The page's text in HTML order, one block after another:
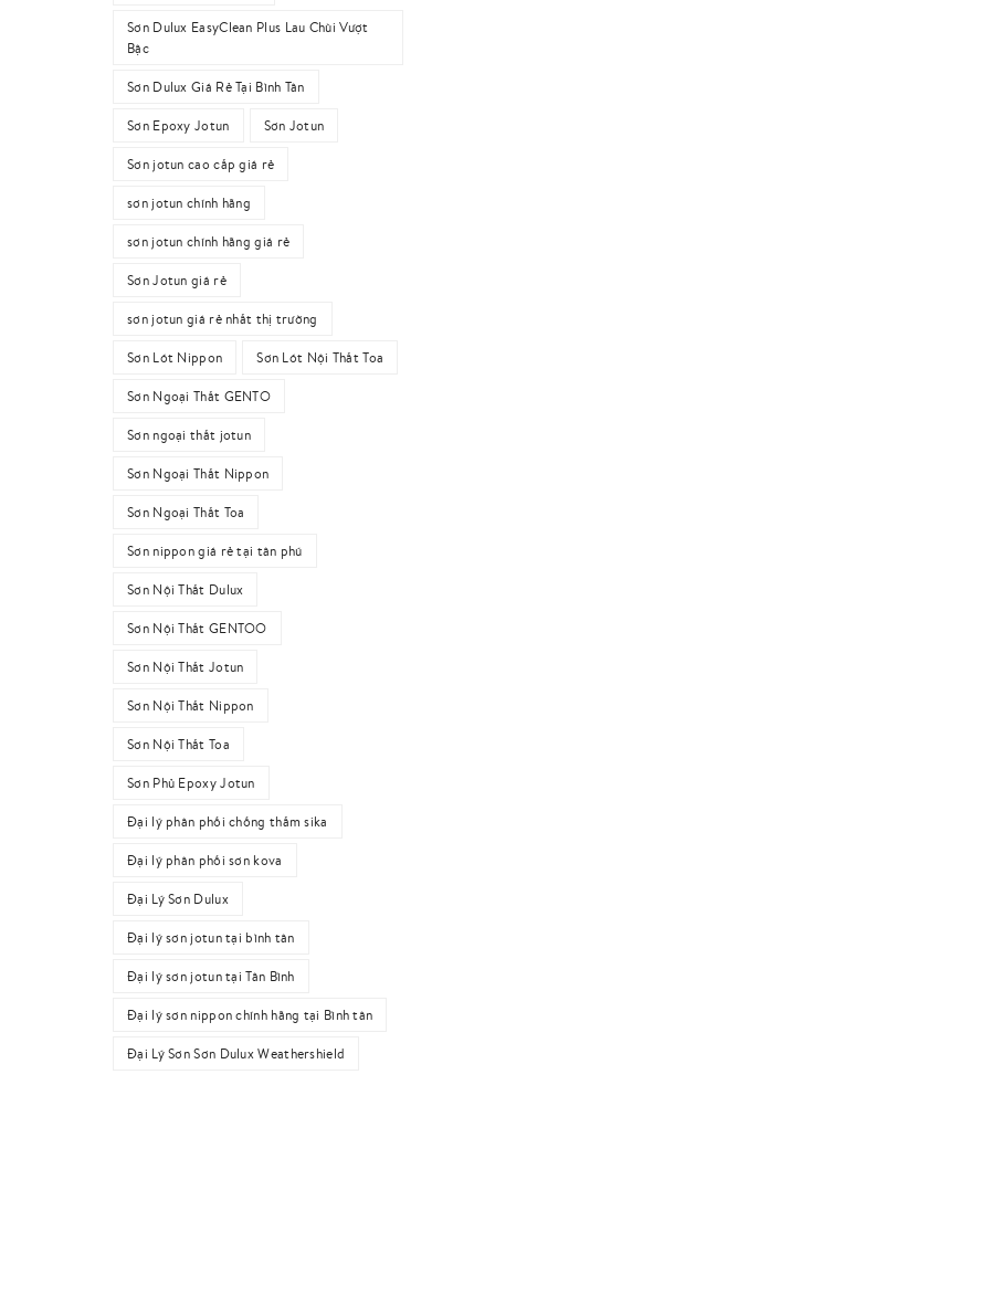
Sơn Dulux EasyClean Plus Lau Chùi Vượt
Bậc
Sơn Dulux Giá Rẻ Tại Bình Tân
Sơn Epoxy Jotun Sơn Jotun
Sơn jotun cao cấp giá rẻ
sơn jotun chính hãng
sơn jotun chính hãng giá rẻ
Sơn Jotun giá rẻ
sơn jotun giá rẻ nhất thị trường
Sơn Lót Nippon Sơn Lót Nội Thất Toa
Sơn Ngoại Thất GENTO
Sơn ngoại thất jotun
Sơn Ngoại Thất Nippon
Sơn Ngoại Thất Toa
Sơn nippon giá rẻ tại tân phú
Sơn Nội Thất Dulux
Sơn Nội Thất GENTOO
Sơn Nội Thất Jotun
Sơn Nội Thất Nippon
Sơn Nội Thất Toa
Sơn Phủ Epoxy Jotun
Đại lý phân phối chống thấm sika
Đại lý phân phối sơn kova
Đại Lý Sơn Dulux
Đại lý sơn jotun tại bình tân
Đại lý sơn jotun tại Tân Bình
Đại lý sơn nippon chính hãng tại Bình tân
Đại Lý Sơn Sơn Dulux Weathershield